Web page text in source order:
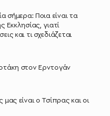
σήμερα: Ποια είναι τα
Εκκλησίας, γιατί
και τι σχεδιάζεται
στον Ερντογάν
είναι ο Τσίπρας και οι